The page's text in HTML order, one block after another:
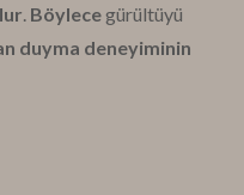
. Böylecegürültüyü
duyma deneyiminin